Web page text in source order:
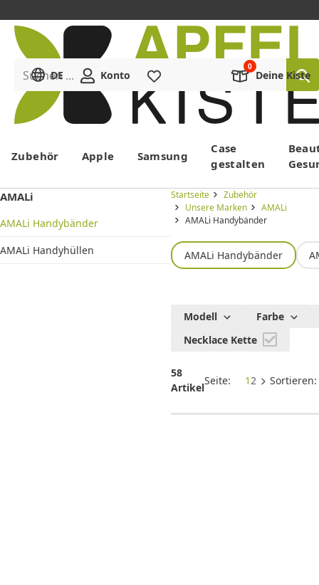
Menü
Suchen ...
DE Konto Deine Kiste
Zubehör Apple Samsung
Case
gestalten
AMALi
AMALi Handybänder
AMALi Handyhüllen
Startseite
Zubehör
Unsere Marken
AMALi
AMALi Handybänder
AMALi Handybänder
AMALi
Handybänder
Modell
Farbe
Necklace Kette
58
Artikel
Seite: 12